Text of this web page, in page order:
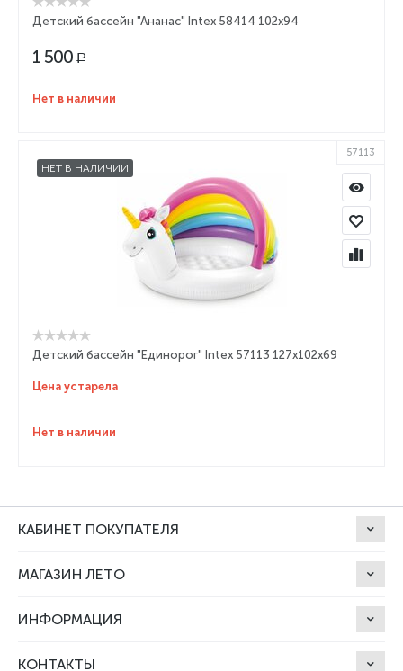
Детский бассейн "Ананас" Intex 58414 102x94
1 500 Р
Нет в наличии
НЕТ В НАЛИЧИИ
57113
Детский бассейн "Единорог" Intex 57113 127х102х69
Цена устарела
Нет в наличии
КАБИНЕТ ПОКУПАТЕЛЯ
МАГАЗИН ЛЕТО
ИНФОРМАЦИЯ
КОНТАКТЫ